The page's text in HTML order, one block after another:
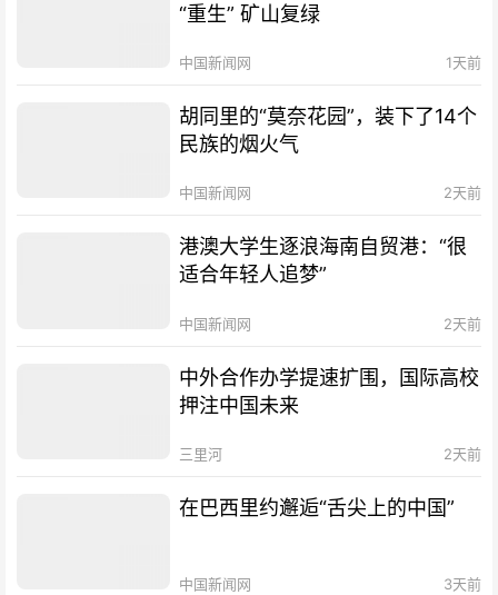
“重生” 矿山复绿
中国新闻网 1天前
胡同里的“莫奈花园”，装下了14个
民族的烟火气
中国新闻网 2天前
港澳大学生逐浪海南自贸港：“很
适合年轻人追梦”
中国新闻网 2天前
中外合作办学提速扩围，国际高校
押注中国未来
三里河 2天前
在巴西里约邂逅“舌尖上的中国”
中国新闻网 3天前